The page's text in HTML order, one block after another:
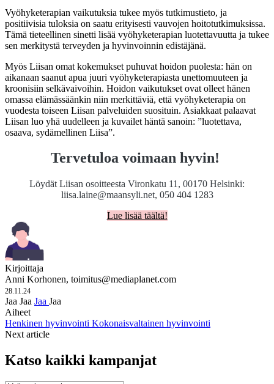
Vyöhyketerapian vaikutuksia tukee myös tutkimustieto, ja
positiivisia tuloksia on saatu erityisesti vauvojen hoitotutkimuksissa.
Tämä tieteellinen sinetti lisää vyöhyketerapian luotettavuutta ja tukee
sen merkitystä terveyden ja hyvinvoinnin edistäjänä.
Myös Liisan omat kokemukset puhuvat hoidon puolesta: hän on
aikanaan saanut apua juuri vyöhyketerapiasta unettomuuteen ja
kroonisiin selkävaivoihin. Hoidon vaikutukset ovat olleet hänen
omassa elämässäänkin niin merkittäviä, että vyöhyketerapia on
vuodesta toiseen Liisan palveluiden suosituin. Asiakkaat palaavat
Liisan luo yhä uudelleen ja kuvailet häntä sanoin: ”luotettava,
osaava, sydämellinen Liisa”.
Tervetuloa voimaan hyvin!
Löydät Liisan osoitteesta Vironkatu 11, 00170 Helsinki:
liisa.laine@maansyli.net, 050 404 1283
Lue lisää täältä!
Kirjoittaja
Anni Korhonen, toimitus@mediaplanet.com
28.11.24
Jaa Jaa Jaa Jaa
Aiheet
Henkinen hyvinvointi Kokonaisvaltainen hyvinvointi
Next article
Katso kaikki kampanjat